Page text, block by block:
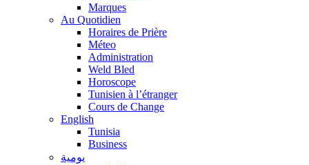
Marques
Au Quotidien
Horaires de Prière
Méteo
Administration
Weld Bled
Horoscope
Tunisien à l’étranger
Cours de Change
English
Tunisia
Business
يومية